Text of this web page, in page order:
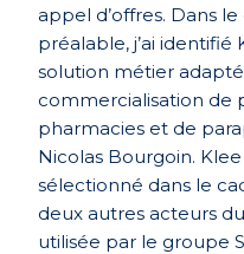
appel d’offres. Dans
préalable, j’ai
solution métier
commercialisation de
pharmacies et de
Nicolas Bourgoin.
sélectionné dans le
deux autres acteurs
utilisée par le groupe